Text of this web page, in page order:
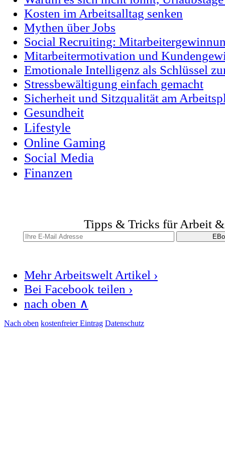
Kosten im Arbeitsalltag senken
Mythen über Jobs
Social Recruiting:
Mitarbeitermotivation und
Emotionale Intelligenz als Schlüssel
Stressbewältigung einfach gemacht
Sicherheit und Sitzqualität am
Gesundheit
Lifestyle
Online Gaming
Social Media
Finanzen
Tipps & Tricks für Arbeit
Mehr Arbeitswelt Artikel ›
Bei Facebook teilen ›
nach oben ∧
Nach oben kostenfreier Eintrag Datenschutz